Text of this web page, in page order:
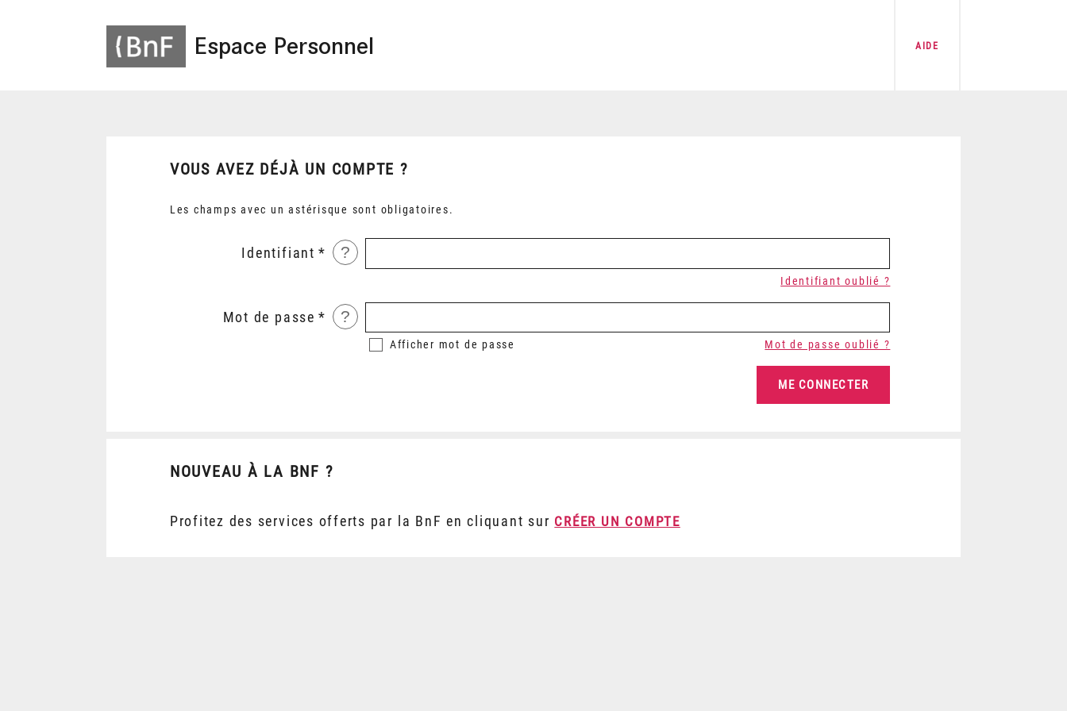
Espace Personnel AIDE
VOUS AVEZ DÉJÀ UN COMPTE ?
Les champs avec un astérisque sont obligatoires.
Identifiant ?
Identifiant oublié ?
Mot de passe ?
Afficher mot de passe Mot de passe oublié ?
NOUVEAU À LA BNF ?
Profitez des services offerts par la BnF en cliquant sur CRÉER UN COMPTE